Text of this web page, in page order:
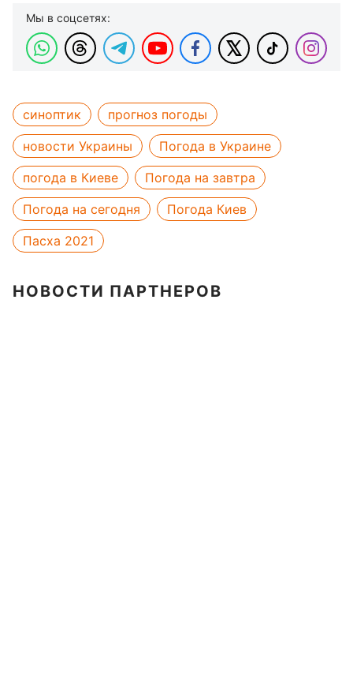
Мы в соцсетях:
синоптик
прогноз погоды
новости Украины
Погода в Украине
погода в Киеве
Погода на завтра
Погода на сегодня
Погода Киев
Пасха 2021
НОВОСТИ ПАРТНЕРОВ